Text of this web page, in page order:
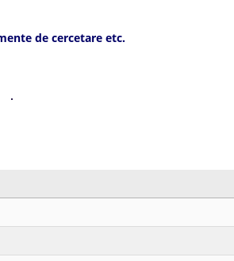
de cercetare etc.